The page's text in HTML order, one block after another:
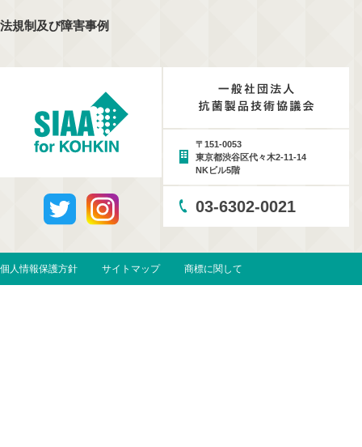
法規制及び障害事例
〒151-0053
東京都渋谷区代々木2-11-14
NKビル5階
03-6302-0021
個人情報保護方針 サイトマップ 商標に関して